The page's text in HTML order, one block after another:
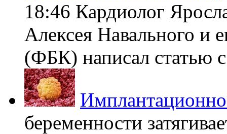
18:46 Кардиолог
Алексея Навального и
(ФБК) написал статью
беременности